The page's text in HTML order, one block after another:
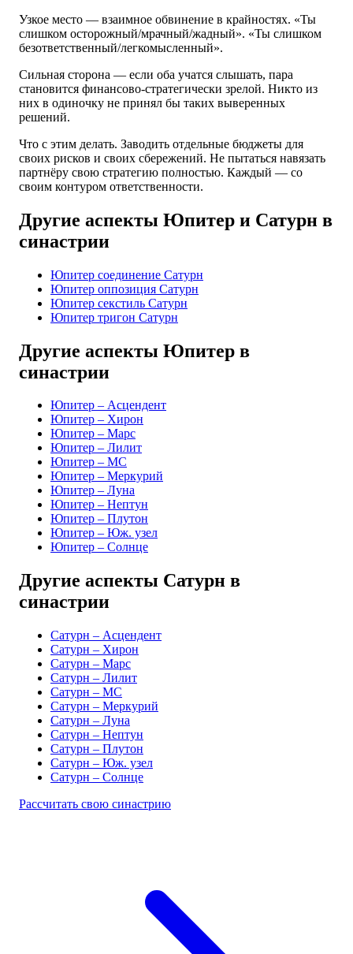
Узкое место — взаимное обвинение в крайностях. «Ты
слишком осторожный/мрачный/жадный». «Ты слишком
безответственный/легкомысленный».
Сильная сторона — если оба учатся слышать, пара
становится финансово-стратегически зрелой. Никто из
них в одиночку не принял бы таких выверенных
решений.
Что с этим делать. Заводить отдельные бюджеты для
своих рисков и своих сбережений. Не пытаться навязать
партнёру свою стратегию полностью. Каждый — со
своим контуром ответственности.
Другие аспекты Юпитер и Сатурн в
синастрии
Юпитер соединение Сатурн
Юпитер оппозиция Сатурн
Юпитер секстиль Сатурн
Юпитер тригон Сатурн
Другие аспекты Юпитер в
синастрии
Юпитер – Асцендент
Юпитер – Хирон
Юпитер – Марс
Юпитер – Лилит
Юпитер – MC
Юпитер – Меркурий
Юпитер – Луна
Юпитер – Нептун
Юпитер – Плутон
Юпитер – Юж. узел
Юпитер – Солнце
Другие аспекты Сатурн в
синастрии
Сатурн – Асцендент
Сатурн – Хирон
Сатурн – Марс
Сатурн – Лилит
Сатурн – MC
Сатурн – Меркурий
Сатурн – Луна
Сатурн – Нептун
Сатурн – Плутон
Сатурн – Юж. узел
Сатурн – Солнце
Рассчитать свою синастрию